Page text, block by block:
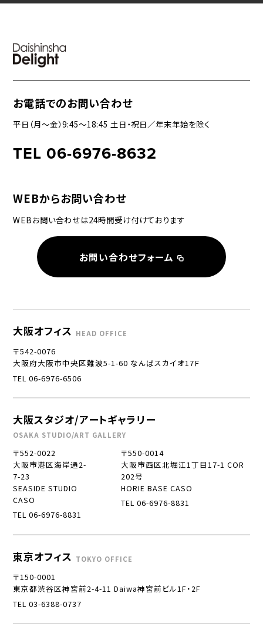
お電話でのお問い合わせ
平日（月〜金）9:45〜18:45 土日・祝日／年末年始を除く
TEL 06-6976-8632
WEBからお問い合わせ
WEBお問い合わせは24時間受け付けております
お問い合わせフォーム
大阪オフィス HEAD OFFICE
〒542-0076
大阪府大阪市中央区難波5-1-60 なんばスカイオ17Ｆ
TEL 06-6976-6506
大阪スタジオ/アートギャラリー
OSAKA STUDIO/ART GALLERY
〒552-0022
大阪市港区海岸通2-
7-23
SEASIDE STUDIO
CASO
TEL 06-6976-8831
〒550-0014
大阪市西区北堀江1丁目17-1 COR
202号
HORIE BASE CASO
TEL 06-6976-8831
東京オフィス TOKYO OFFICE
〒150-0001
東京都渋谷区神宮前2-4-11 Daiwa神宮前ビル1F・2F
TEL 03-6388-0737